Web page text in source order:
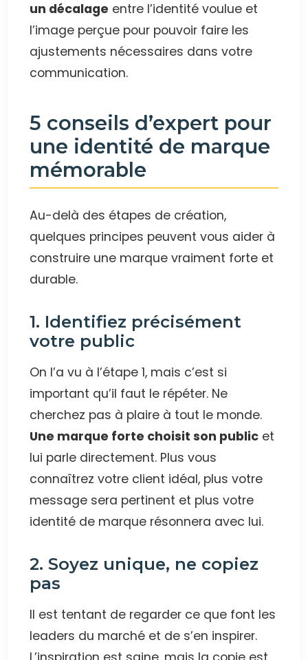
un décalage entre l’identité voulue et
l’image perçue pour pouvoir faire les
ajustements nécessaires dans votre
communication.
5 conseils d’expert pour
une identité de marque
mémorable
Au-delà des étapes de création,
quelques principes peuvent vous aider à
construire une marque vraiment forte et
durable.
1. Identifiez précisément
votre public
On l’a vu à l’étape 1, mais c’est si
important qu’il faut le répéter. Ne
cherchez pas à plaire à tout le monde.
Une marque forte choisit son public et
lui parle directement. Plus vous
connaîtrez votre client idéal, plus votre
message sera pertinent et plus votre
identité de marque résonnera avec lui.
2. Soyez unique, ne copiez
pas
Il est tentant de regarder ce que font les
leaders du marché et de s’en inspirer.